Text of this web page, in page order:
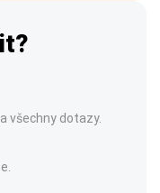
všechny dotazy.